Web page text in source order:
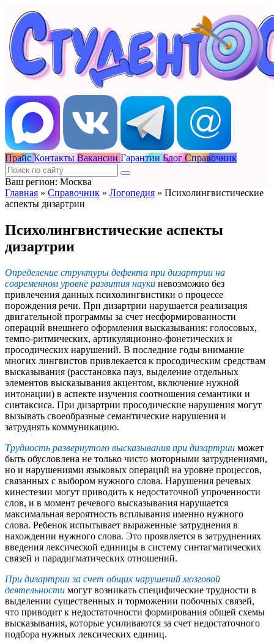
Прайс Контакты Вакансии Гарантии Блог Справочник
Ваш регион: Москва
Главная » Справочник » Логопедия » Психолингвистические
аспекты дизартрии
Психолингвистические аспекты
дизартрии
Определение структуры дефекта при дизартрии на
современном уровне развития науки невозможно без
привлечения данных психолингвистики о процессе
порождения речи. При дизартрии нарушается реализация
двигательной программы за счет несформированности
операций внешнего оформления высказывания: голосовых,
темпо-ритмических, артикуляционно-фонетических и
просодических нарушений. В последние годы внимание
многих лингвистов привлекается к просодическим средствам
высказывания (расстановка пауз, выделение отдельных
элементов высказывания акцентом, включение нужной
интонации) в аспекте изучения соотношения семантики и
синтаксиса. При дизартрии просодические нарушения могут
вызывать своеобразные семантические нарушения и
затруднять коммуникацию.
Трудность развернутого высказывания при дизартрии может
быть обусловлена не только чисто моторными затруднениями,
но и нарушениями языковых операций на уровне процессов,
связанных с выбором нужного слова. Нарушения речевых
кинестезии могут приводить к недостаточной упроченности
слов, и в момент речевого высказывания нарушается
максимальная вероятность всплывания именно нужного
слова. Ребенок испытывает выраженные затруднения в
нахождении нужного слова. Это проявляется в затруднениях
введения лексической единицы в систему синтагматических
связей и парадигматических отношений.
При дизартрии за счет общих нарушений мозговой
деятельности могут возникать специфические трудности в
выделении существенных и торможении побочных связей,
что приводит к недостаточности формирования общей схемы
высказывания, которые усиливаются за счет недостаточного
подбора нужных лексических единиц.